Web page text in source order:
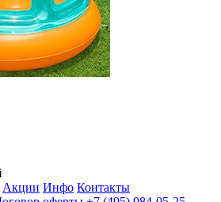
Акции Инфо Контакты